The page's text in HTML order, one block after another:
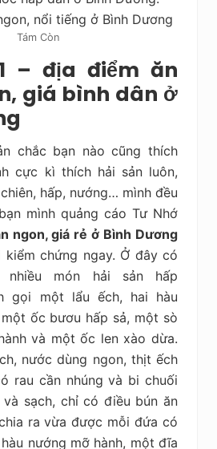
Tám Còn
– địa điểm ăn
giá bình dân ở
chắc bạn nào cũng thích
cực kì thích hải sản luôn,
hấp, nướng… mình đều
mình quảng cáo Tư Nhớ
ngon, giá rẻ ở Bình Dương
kiểm chứng ngay. Ở đây có
món hải sản hấp
gọi một lẩu ếch, hai hàu
ốc bươu hấp sả, một sò
và một ốc len xào dừa.
nước dùng ngon, thịt ếch
rau cần nhúng và bi chuối
sạch, chỉ có điều bún ăn
ra vừa được mỗi đứa có
nướng mỡ hành, một đĩa